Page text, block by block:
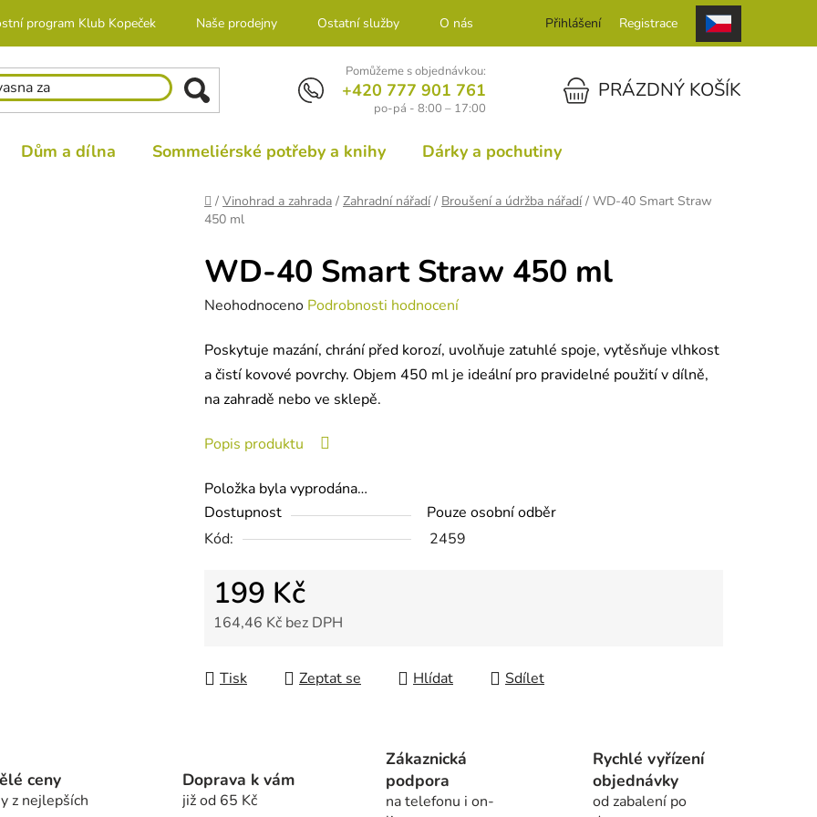
program Klub Kopeček Naše prodejny Ostatní služby O nás KontaktPřihlášení Registrace
Pomůžeme s objednávkou:
+420 777 901 761
po-pá - 8:00 – 17:00
NÁKUPNÍ KOŠÍKPRÁZDNÝ KOŠÍK
Dům a dílna Sommeliérské potřeby a knihy Dárky a pochutiny
Domů
/ Vinohrad a zahrada / Zahradní nářadí / Broušení a údržba nářadí / WD-40 Smart Straw
450 ml
WD-40 Smart Straw 450 ml
Průměrné
produktu
je
0,0
5
Neohodnoceno Podrobnosti hodnocení
Poskytuje mazání, chrání před korozí, uvolňuje zatuhlé spoje, vytěsňuje vlhkost
a čistí kovové povrchy. Objem 450 ml je ideální pro pravidelné použití v dílně,
na zahradě nebo ve sklepě.
Popis produktu
Položka byla vyprodána…
Dostupnost
Pouze osobní odběr
Kód:
2459
199 Kč
164,46 Kč bez DPH
Tisk
Zeptat se Hlídat Sdílet
ceny
z nejlepších
Doprava k vám
již od 65 Kč
Zákaznická
podpora
na telefonu i on-
Rychlé vyřízení
objednávky
od zabalení po